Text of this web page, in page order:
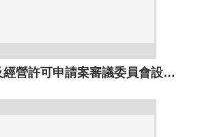
臺北市溫泉開發及經營許可申請案審議委員會設置要點